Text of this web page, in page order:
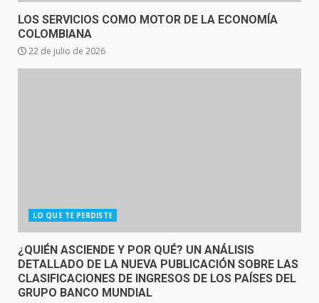
LOS SERVICIOS COMO MOTOR DE LA ECONOMÍA
COLOMBIANA
22 de julio de 2026
LO QUE TE PERDISTE
¿QUIÉN ASCIENDE Y POR QUÉ? UN ANÁLISIS
DETALLADO DE LA NUEVA PUBLICACIÓN SOBRE LAS
CLASIFICACIONES DE INGRESOS DE LOS PAÍSES DEL
GRUPO BANCO MUNDIAL